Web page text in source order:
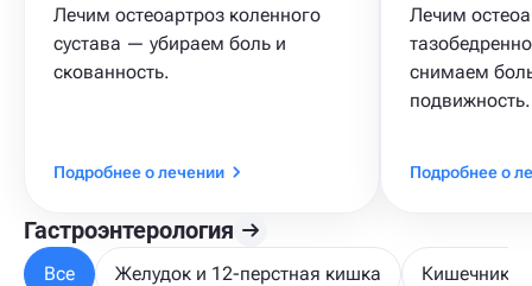
Лечим остеоартроз коленного
сустава — убираем боль и
скованность.
Подробнее о лечении
Лечим
снимаем
подвижность.
Подробнее о
Гастроэнтерология
Все Желудок и 12-перстная кишка Кишечник